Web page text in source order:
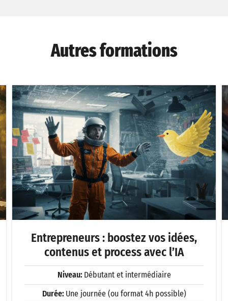
Autres formations
Entrepreneurs : boostez vos idées,
contenus et process avec l’IA
Niveau: Débutant et intermédiaire
Durée: Une journée (ou format 4h possible)